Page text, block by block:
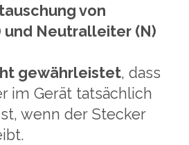
von
und Neutralleiter (N)
gewährleistet, dass
im Gerät tatsächlich
wenn der Stecker